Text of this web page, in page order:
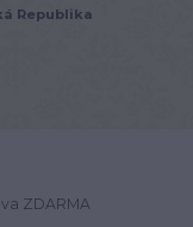
Republika
ZDARMA